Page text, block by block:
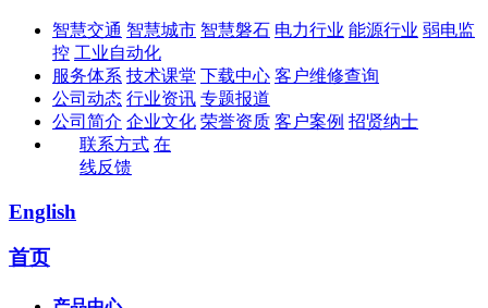
智慧交通 智慧城市 智慧磐石 电力行业 能源行业 弱电监
控 工业自动化
服务体系 技术课堂 下载中心 客户维修查询
公司动态 行业资讯 专题报道
公司简介 企业文化 荣誉资质 客户案例 招贤纳士
联系方式 在
线反馈
English
首页